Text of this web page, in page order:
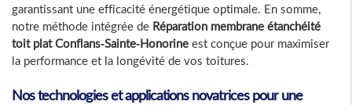
garantissant une efficacité énergétique optimale. En somme,
notre méthode intégrée de Réparation membrane étanchéité
toit plat Conflans-Sainte-Honorine est conçue pour maximiser
la performance et la longévité de vos toitures.
Nos technologies et applications novatrices pour une